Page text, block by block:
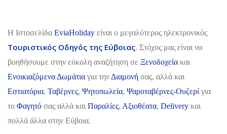
H Ιστοσελίδα EviaHoliday είναι ο μεγαλύτερος ηλεκτρονικός
Τουριστικός Οδηγός της Εύβοιας. Στόχος μας είναι να
βοηθήσουμε στην εύκολη αναζήτηση σε Ξενοδοχεία και
Ενοικιαζόμενα Δωμάτια για την Διαμονή σας, αλλά και
Εστιατόρια, Ταβέρνες, Ψητοπωλεία, Ψαροταβέρνες-Ουζερί για
το Φαγητό σας αλλά και Παραλίες, Αξιοθέατα, Delivery και
πολλά άλλα στην Εύβοια.